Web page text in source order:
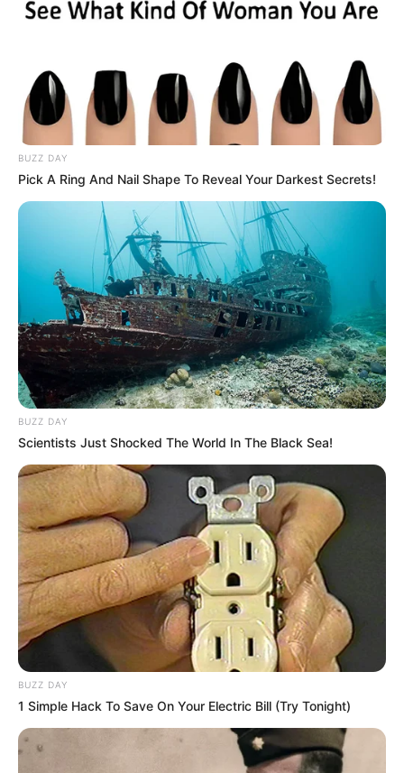
BUZZ DAY
Pick A Ring And Nail Shape To Reveal Your Darkest Secrets!
BUZZ DAY
Scientists Just Shocked The World In The Black Sea!
BUZZ DAY
1 Simple Hack To Save On Your Electric Bill (Try Tonight)